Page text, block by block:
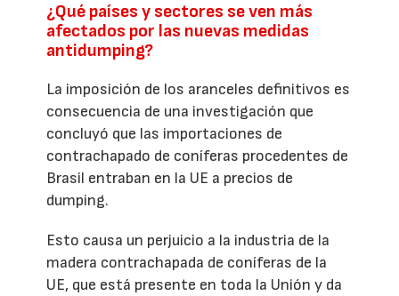
¿Qué países y sectores se ven más
afectados por las nuevas medidas
antidumping?
La imposición de los aranceles definitivos es
consecuencia de una investigación que
concluyó que las importaciones de
contrachapado de coníferas procedentes de
Brasil entraban en la UE a precios de
dumping.
Esto causa un perjuicio a la industria de la
madera contrachapada de coníferas de la
UE, que está presente en toda la Unión y da